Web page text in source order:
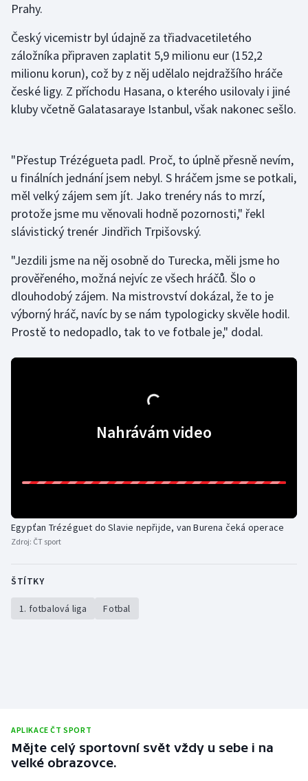
Jezdectví
Judo
Krasobruslení
Lezení
Moderní pětiboj
Motorsport
Olympijské hry
Parasport
Plavání
Plážový volejbal
Rychlostní kanoistika
Stolní tenis
Veslování
Prahy.
Český vicemistr byl údajně za třiadvacetiletého
záložníka připraven zaplatit 5,9 milionu eur (152,2
milionu korun), což by z něj udělalo nejdražšího hráče
české ligy. Z příchodu Hasana, o kterého usilovaly i jiné
kluby včetně Galatasaraye Istanbul, však nakonec sešlo.
"Přestup Trézégueta padl. Proč, to úplně přesně nevím,
u finálních jednání jsem nebyl. S hráčem jsme se potkali,
měl velký zájem sem jít. Jako trenéry nás to mrzí,
protože jsme mu věnovali hodně pozornosti," řekl
slávistický trenér Jindřich Trpišovský.
"Jezdili jsme na něj osobně do Turecka, měli jsme ho
prověřeného, možná nejvíc ze všech hráčů. Šlo o
dlouhodobý zájem. Na mistrovství dokázal, že to je
výborný hráč, navíc by se nám typologicky skvěle hodil.
Prostě to nedopadlo, tak to ve fotbale je," dodal.
Nahrávám video
Egypťan Trézéguet do Slavie nepřijde, van Burena čeká operace
Zdroj: ČT sport
ŠTÍTKY
1. fotbalová liga Fotbal
APLIKACE ČT SPORT
Mějte celý sportovní svět vždy u sebe i na
velké obrazovce.